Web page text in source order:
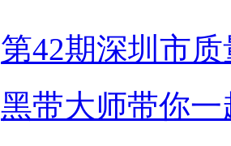
第42期深圳市
黑带大师带你